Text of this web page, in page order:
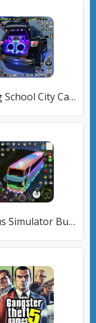
Driving School City Car Games
City Bus Simulator Bus Games